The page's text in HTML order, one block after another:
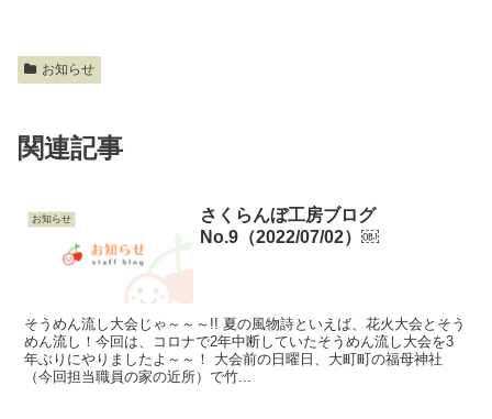
お知らせ
関連記事
お知らせ
さくらんぼ工房ブログ
No.9（2022/07/02）￼
そうめん流し大会じゃ～～～!! 夏の風物詩といえば、花火大会とそう
めん流し！今回は、コロナで2年中断していたそうめん流し大会を3
年ぶりにやりましたよ～～！ 大会前の日曜日、大町町の福母神社
（今回担当職員の家の近所）で竹...